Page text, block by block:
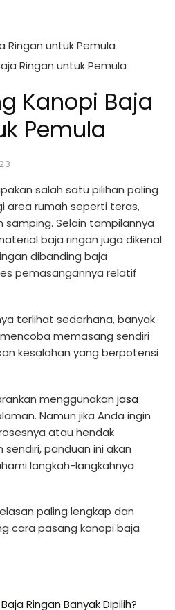
Ringan untuk Pemula
Kanopi Baja
Pemula
salah satu pilihan paling
area rumah seperti teras,
samping. Selain tampilannya
baja ringan juga dikenal
dibanding baja
pemasangannya relatif
terlihat sederhana, banyak
memasang sendiri
kesalahan yang berpotensi
menggunakan jasa
Namun jika Anda ingin
atau hendak
panduan ini akan
langkah-langkahnya
paling lengkap dan
cara pasang kanopi baja
Ringan Banyak Dipilih?